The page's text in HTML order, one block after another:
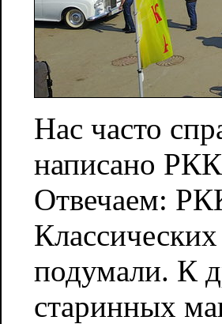
Нас часто
написано
Отвечаем:
подумали. К
старинных